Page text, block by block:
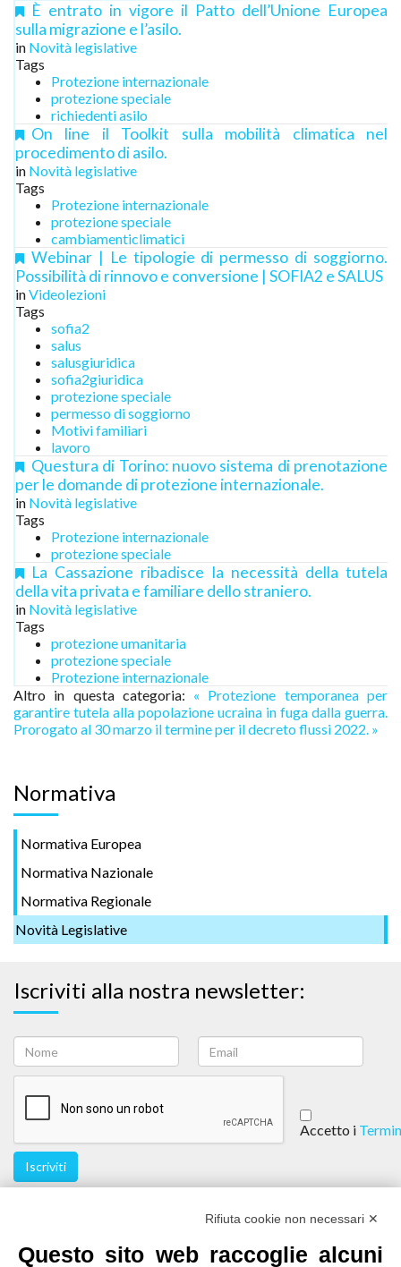
È entrato in vigore il Patto dell’Unione Europea
sulla migrazione e l’asilo.
in Novità legislative
Tags
Protezione internazionale
protezione speciale
richiedenti asilo
On line il Toolkit sulla mobilità climatica nel
procedimento di asilo.
in Novità legislative
Tags
Protezione internazionale
protezione speciale
cambiamenticlimatici
Webinar | Le tipologie di permesso di soggiorno.
Possibilità di rinnovo e conversione | SOFIA2 e SALUS
inVideolezioni
Tags
sofia2
salus
salusgiuridica
sofia2giuridica
protezione speciale
permesso di soggiorno
Motivi familiari
lavoro
Questura di Torino: nuovo sistema di prenotazione
per le domande di protezione internazionale.
in Novità legislative
Tags
Protezione internazionale
protezione speciale
La Cassazione ribadisce la necessità della tutela
della vita privata e familiare dello straniero.
in Novità legislative
Tags
protezione umanitaria
protezione speciale
Protezione internazionale
Altro in questa categoria: « Protezione temporanea per
garantire tutela alla popolazione ucraina in fuga dalla guerra.
Prorogato al 30 marzo il termine per il decreto flussi 2022. »
Normativa
Normativa Europea
Normativa Nazionale
Normativa Regionale
Novità Legislative
Iscriviti alla nostra newsletter:
Accetto i
Iscriviti
Rifiuta cookie non necessari ✕
Questo sito web raccoglie alcuni